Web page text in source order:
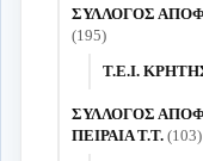
ΣΥΛΛΟΓΟΣ
(195)
Τ.Ε.Ι.
ΣΥΛΛΟΓΟΣ
ΠΕΙΡΑΙΑ Τ.Τ. (103)